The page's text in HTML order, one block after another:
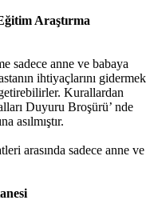
Araştırma
sadece anne ve babaya
ihtiyaçlarını gidermek
Kurallardan
Duyuru Broşürü’ nde
asılmıştır.
arasında sadece anne ve